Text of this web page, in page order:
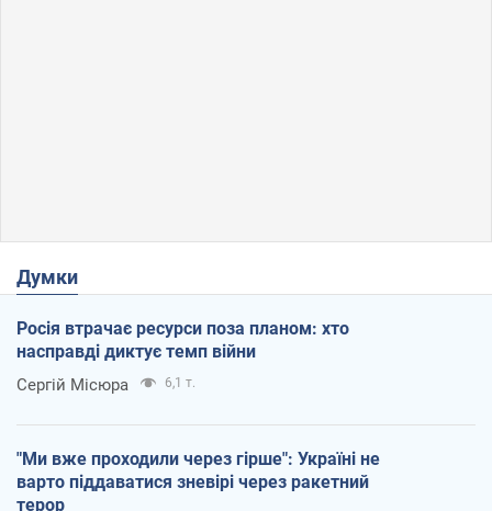
Думки
Росія втрачає ресурси поза планом: хто
насправді диктує темп війни
Сергій Місюра 6,1 т.
"Ми вже проходили через гірше": Україні не
варто піддаватися зневірі через ракетний
терор